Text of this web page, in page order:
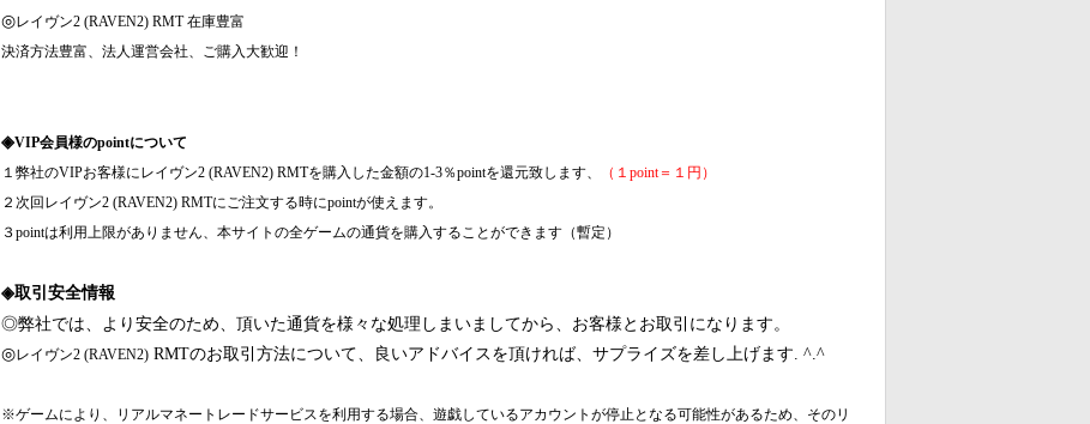
◎レイヴン2 (RAVEN2) RMT 在庫豊富
決済方法豊富、法人運営会社、ご購入大歓迎！
◈VIP会員様のpointについて
１弊社のVIPお客様にレイヴン2 (RAVEN2) RMTを購入した金額の1-3％pointを還元致します、 （１ point＝１円）
２次回 レイヴン2 (RAVEN2) RMTにご注文する時にpointが使えます。
３ pointは利用上限がありません、本サイトの全ゲームの通貨を購入することができます（暫定）
◈取引安全情報
◎弊社では、より安全のため、頂いた通貨を様々な処理しまいましてから、お客様とお取引になります。
◎レイヴン2 (RAVEN2) RMTのお取引方法について、良いアドバイスを頂ければ、サプライズを差し上げます. ^.^
※ゲームにより、リアルマネートレードサービスを利用する場合、遊戯しているアカウントが停止となる可能性があるため、そのリ